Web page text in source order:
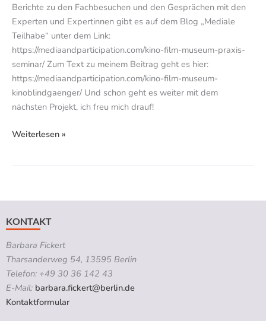
Berichte zu den Fachbesuchen und den Gesprächen mit den
Experten und Expertinnen gibt es auf dem Blog „Mediale
Teilhabe“ unter dem Link:
https://mediaandparticipation.com/kino-film-museum-praxis-
seminar/ Zum Text zu meinem Beitrag geht es hier:
https://mediaandparticipation.com/kino-film-museum-
kinoblindgaenger/ Und schon geht es weiter mit dem
nächsten Projekt, ich freu mich drauf!
Weiterlesen »
KONTAKT
Barbara Fickert
Tharsanderweg 54, 13595 Berlin
Telefon: +49 30 36 142 43
E-Mail: barbara.fickert@berlin.de
Kontaktformular